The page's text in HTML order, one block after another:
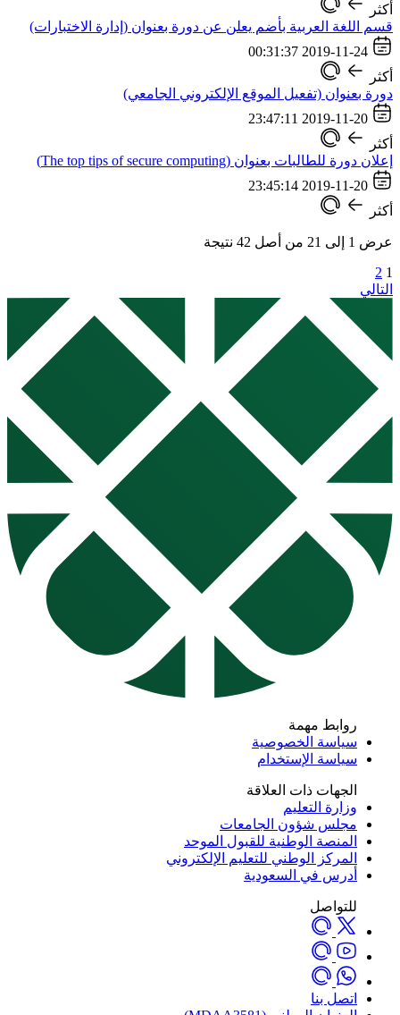
أكثر
قسم اللغة العربية بأضم يعلن عن دورة بعنوان (إدارة الاختبارات)
2019-11-24 00:31:37
أكثر
دورة بعنوان (تفعيل الموقع الإلكتروني الجامعي)
2019-11-20 23:47:11
أكثر
إعلان دورة للطالبات بعنوان (The top tips of secure computing)
2019-11-20 23:45:14
أكثر
عرض 1 إلى 21 من أصل 42 نتيجة
1
2
التالي
روابط مهمة
سياسة الخصوصية
سياسة الإستخدام
الجهات ذات العلاقة
وزارة التعليم
مجلس شؤون الجامعات
المنصة الوطنية للقبول الموحد
المركز الوطني للتعليم الإلكتروني
أدرس في السعودية
للتواصل
اتصل بنا